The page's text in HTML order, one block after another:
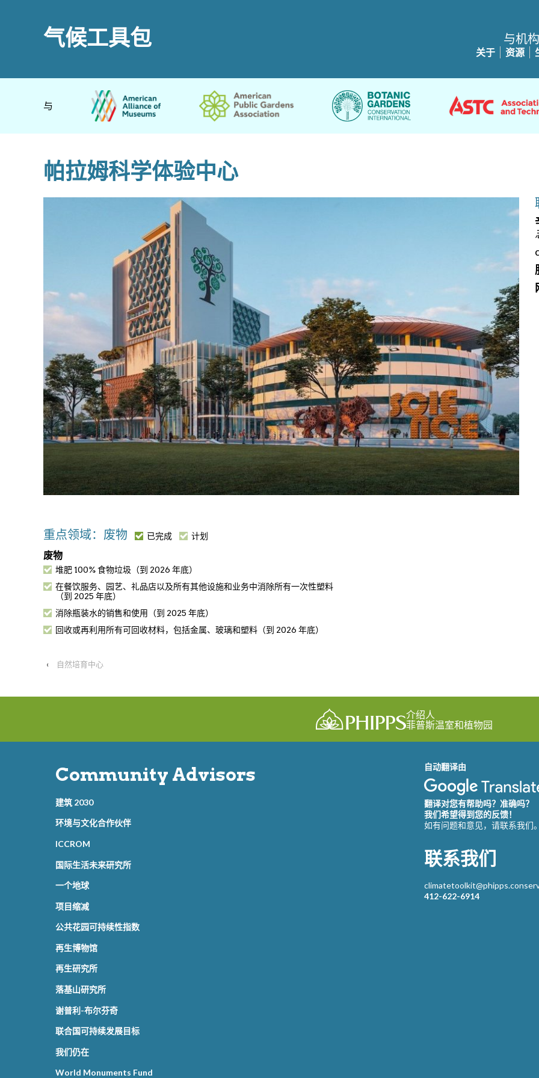
气候工具包 与机
关于 资源
与
帕拉姆科学体验中心
重点领域：废物 已完成 计划
废物
堆肥 100% 食物垃圾（到 2026 年底）
在餐饮服务、园艺、礼品店以及所有其他设施和业务中消除所有一次性塑料
（到 2025 年底）
消除瓶装水的销售和使用（到 2025 年底）
回收或再利用所有可回收材料，包括金属、玻璃和塑料（到 2026 年底）
‹ 自然培育中心
介绍人
菲普斯温室和植物园
Community Advisors
建筑 2030
环境与文化合作伙伴
ICCROM
国际生活未来研究所
一个地球
项目缩减
公共花园可持续性指数
再生博物馆
再生研究所
落基山研究所
谢普利-布尔芬奇
联合国可持续发展目标
我们仍在
World Monuments Fund
自动翻译由
翻译对您有帮助吗？准确吗？
我们希望得到您的反馈！
如有问题和意见，请联系我们。
联系我们
412-622-6914